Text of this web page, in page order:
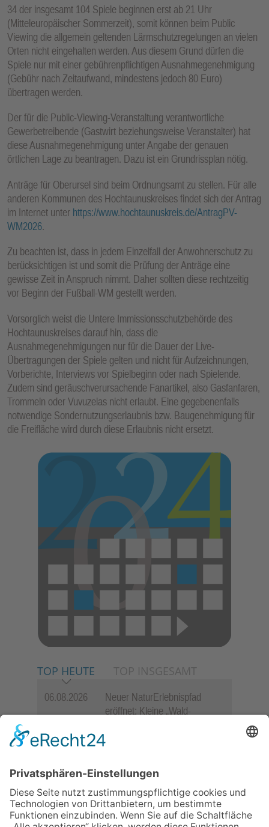
34 der insgesamt 104 Spiele beginnen erst ab 21 Uhr
(Mitteleuropäischer Sommerzeit), somit können beim Public
Viewing die allgemein geltenden Lärmschutzregelungen an vielen
Orten nicht eingehalten werden. Aus diesem Grund dürfen die
Spiele nur mit einer gebührenpflichtigen Ausnahmegenehmigung
(Gebühr nach Zeitaufwand, mindestens jedoch 80 Euro)
übertragen werden.
Der für die Public-Viewing-Veranstaltung verantwortliche
Gewerbetreibende (Gastwirt beziehungsweise Veranstalter) hat
diese Ausnahmegenehmigung unter Angabe der genauen
örtlichen Lage zu beantragen. Dazu ist ein Grundrissplan nötig.
Anträge für Oberursel sind beim Ordnungsamt zu stellen. Für alle
anderen Kommunen des Hochtaunuskreises findet sich der Antrag
im Internet unter https://www.hochtaunuskreis.de/AntragPV-
WM2026.
Zu beachten ist, dass in jedem Einzelfall der Anwohnerschutz zu
berücksichtigen ist und somit die Prüfung der Anträge eine
gewisse Zeit in Anspruch nimmt. Daher sollten diese rechtzeitig
vor Beginn der Fußball-WM gestellt werden.
Vorsorglich weist die Untere Immissionsschutzbehörde des
Hochtaunuskreises darauf hin, dass die
Ausnahmegenehmigungen nur für die Dauer der Live-
Übertragungen der Spiele gelten und nicht für Aufzeichnungen,
Vorberichte, Interviews vor Spielbeginn oder nach Spielende.
Zudem sind geräuschverursachende Fanartikel, also Gasfanfaren,
Trommeln oder Vuvuzelas nicht erlaubt. Eine gegebenenfalls
notwendige Sondernutzungserlaubnis bzw. Baugenehmigung für
die Freifläche wird durch diese Erlaubnis nicht ersetzt.
TOP HEUTE TOP INSGESAMT
06.08.2026
Neuer NaturErlebnispfad
eröffnet: Kleine „Wald-
die Zukunft der Stadt
Königstein
06.08.2026
Gewinnspiel zum Start ins
Schuljahr